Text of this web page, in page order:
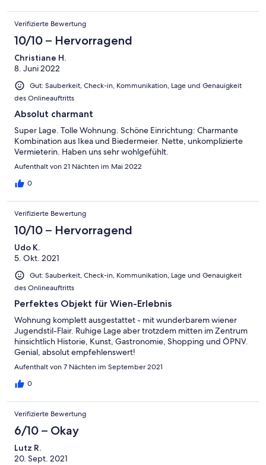
Verifizierte Bewertung
10/10 – Hervorragend
Christiane H.
8. Juni 2022
Gut: Sauberkeit, Check-in, Kommunikation, Lage und Genauigkeit
des Onlineauftritts
Absolut charmant
Super Lage. Tolle Wohnung. Schöne Einrichtung: Charmante
Kombination aus Ikea und Biedermeier. Nette, unkomplizierte
Vermieterin. Haben uns sehr wohlgefühlt.
Aufenthalt von 21 Nächten im Mai 2022
0
Verifizierte Bewertung
10/10 – Hervorragend
Udo K.
5. Okt. 2021
Gut: Sauberkeit, Check-in, Kommunikation, Lage und Genauigkeit
des Onlineauftritts
Perfektes Objekt für Wien-Erlebnis
Wohnung komplett ausgestattet - mit wunderbarem wiener
Jugendstil-Flair. Ruhige Lage aber trotzdem mitten im Zentrum
hinsichtlich Historie, Kunst, Gastronomie, Shopping und ÖPNV.
Genial, absolut empfehlenswert!
Aufenthalt von 7 Nächten im September 2021
0
Verifizierte Bewertung
6/10 – Okay
Lutz R.
20. Sept. 2021